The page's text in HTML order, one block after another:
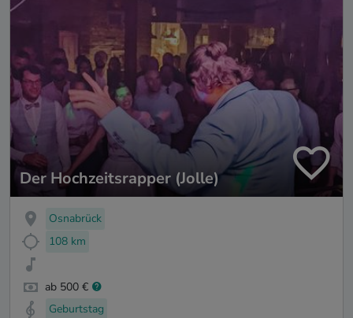
Der Hochzeitsrapper (Jolle)
Osnabrück
108 km
ab 500 €
Geburtstag